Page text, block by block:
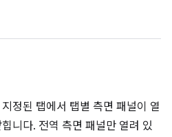
정된 탭에서 탭별 측면 패널이 열
니다. 전역 측면 패널만 열려 있